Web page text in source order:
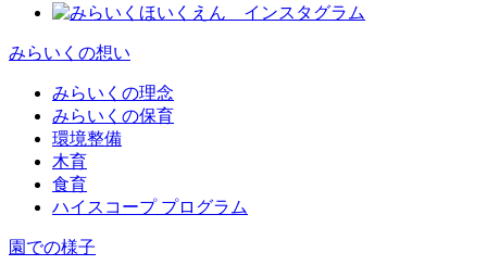
みらいくの想い
みらいくの理念
みらいくの保育
環境整備
木育
食育
ハイスコープ プログラム
園での様子